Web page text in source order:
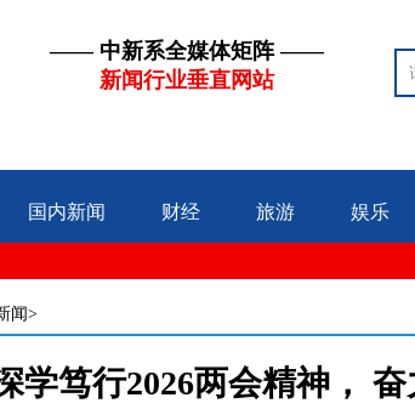
—— 中新系全媒体矩阵 ——
新闻行业垂直网站
国内新闻 财经 旅游 娱乐
闻>
学笃行2026两会精神，